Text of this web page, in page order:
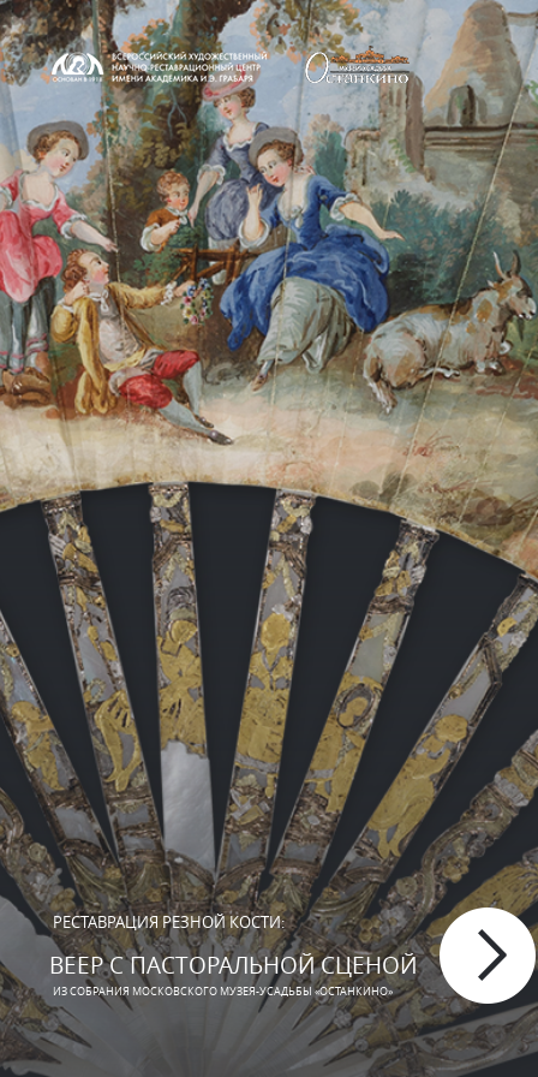
РЕСТАВРАЦИЯ РЕЗНОЙ КОСТИ:
ВЕЕР С ПАСТОРАЛЬНОЙ СЦЕНОЙ
ИЗ СОБРАНИЯ МОСКОВСКОГО МУЗЕЯ-УСАДЬБЫ «ОСТАНКИНО»